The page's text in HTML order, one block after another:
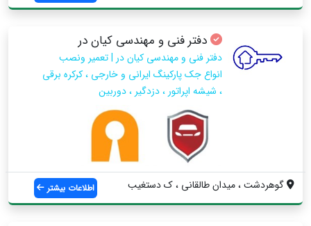
دفتر فنی و مهندسی کیان در
دفتر فنی و مهندسی کیان در | تعمیر ونصب
انواع جک پارکینگ ایرانی و خارجی ، کرکره برقی
، شیشه اپراتور ، دزدگیر ، دوربین
گوهردشت ، میدان طالقانی ، ک دستغیب اطلاعات بیشتر